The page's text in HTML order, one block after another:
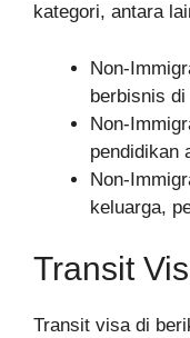
kategori, antara
Non-
berbisnis di
Non-
pendidikan
Non-
keluarga,
Transit
Transit visa di